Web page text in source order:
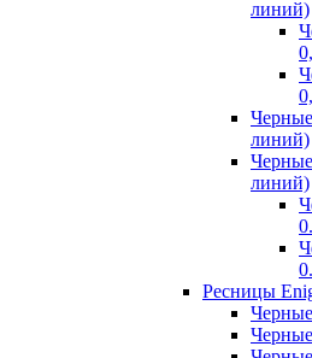
линий)
линий)
линий)
Ресницы